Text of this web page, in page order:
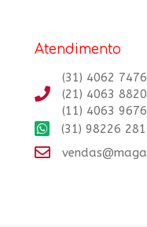
Atendimento
(31) 4062
(21) 4063
(11) 4063
(31) 98226